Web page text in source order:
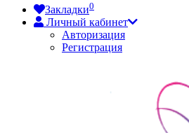
Закладки0
Личный кабинет
Авторизация
Регистрация